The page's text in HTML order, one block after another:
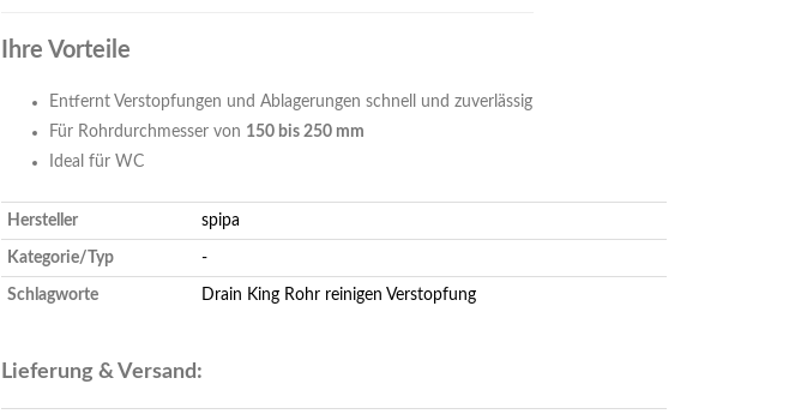
Ihre Vorteile
Entfernt Verstopfungen und Ablagerungen schnell und zuverlässig
Für Rohrdurchmesser von 150 bis 250 mm
Ideal für WC
Hersteller spipa
Kategorie/Typ -
Schlagworte Drain King Rohr reinigen Verstopfung
Lieferung & Versand: